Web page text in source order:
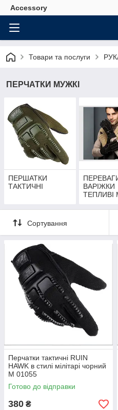
Accessory
Товари та послуги
ПЕРЧАТКИ МУЖКІ
ПЕРШАТКИ
ТАКТИЧНІ
ВАРІЖКИ
ТЕПЛИВІ
Сортування
Перчатки тактичні RUIN
HAWK в стилі мілітарі чорний
M 01055
Готово до відправки
380 ₴